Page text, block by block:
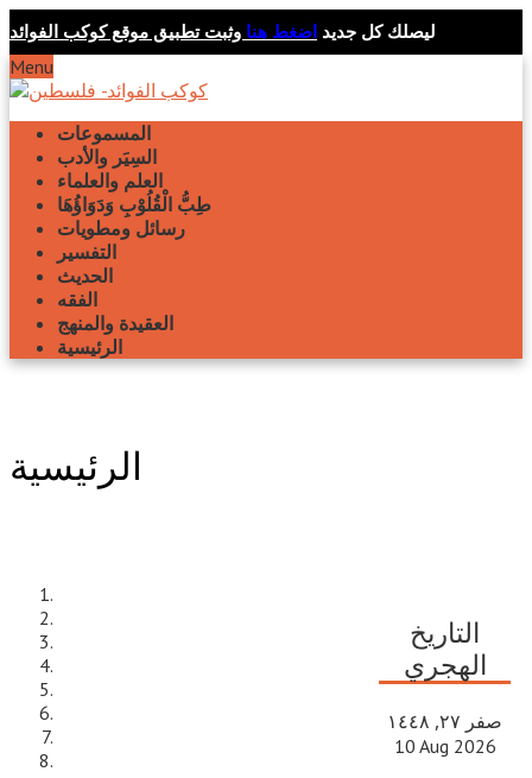
ليصلك كل جديد اضغط هنا وثبت تطبيق موقع كوكب الفوائد
Menu
المسموعات
السِيَر والأدب
العلم والعلماء
طِبُّ الْقُلُوْبِ وَدَوَاؤُهَا
رسائل ومطويات
التفسير
الحديث
الفقه
العقيدة والمنهج
الرئيسية
الرئيسية
التاريخ
الهجري
صفر ٢٧, ١٤٤٨
10 Aug 2026